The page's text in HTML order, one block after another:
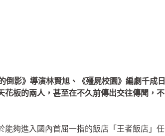
影》導演林賢旭、《殭屍校園》編劇千成日
板的兩人，甚至在不久前傳出交往傳聞，不
夠進入國內首屈一指的飯店「王者飯店」任